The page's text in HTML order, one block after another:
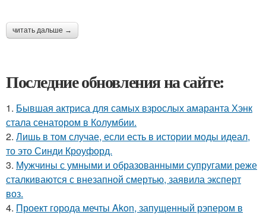
читать дальше →
Последние обновления на сайте:
1. Бывшая актриса для самых взрослых амаранта Хэнк
стала сенатором в Колумбии.
2. Лишь в том случае, если есть в истории моды идеал,
то это Синди Кроуфорд.
3. Мужчины с умными и образованными супругами реже
сталкиваются с внезапной смертью, заявила эксперт
воз.
4. Проект города мечты Akon, запущенный рэпером в